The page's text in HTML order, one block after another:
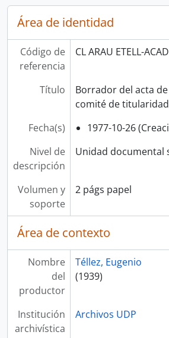
Área de identidad
Código de
referencia
CL ARAU ETELL-
Título
Borrador del acta
comité de
Fecha(s)
1977-10-26
Nivel de
descripción
Unidad documental
Volumen y
soporte
2 págs papel
Área de contexto
Nombre
del
productor
Téllez, Eugenio
(1939)
Institución
archivística
Archivos UDP